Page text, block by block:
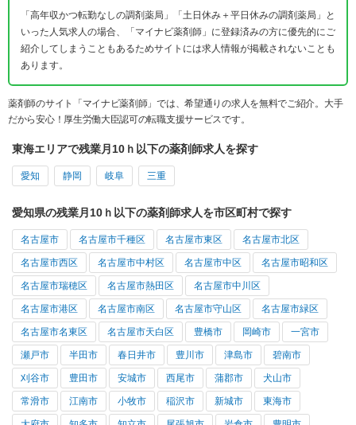
「高年収かつ転勤なしの調剤薬局」「土日休み＋平日休みの調剤薬局」と
いった人気求人の場合、「マイナビ薬剤師」に登録済みの方に優先的にご
紹介してしまうこともあるためサイトには求人情報が掲載されないことも
あります。
薬剤師のサイト「マイナビ薬剤師」では、希望通りの求人を無料でご紹介。大手
だから安心！厚生労働大臣認可の転職支援サービスです。
東海エリアで残業月10ｈ以下の薬剤師求人を探す
愛知 静岡 岐阜 三重
愛知県の残業月10ｈ以下の薬剤師求人を市区町村で探す
名古屋市 名古屋市千種区 名古屋市東区 名古屋市北区
名古屋市西区 名古屋市中村区 名古屋市中区 名古屋市昭和区
名古屋市瑞穂区 名古屋市熱田区 名古屋市中川区
名古屋市港区 名古屋市南区 名古屋市守山区 名古屋市緑区
名古屋市名東区 名古屋市天白区 豊橋市 岡崎市 一宮市
瀬戸市 半田市 春日井市 豊川市 津島市 碧南市
刈谷市 豊田市 安城市 西尾市 蒲郡市 犬山市
常滑市 江南市 小牧市 稲沢市 新城市 東海市